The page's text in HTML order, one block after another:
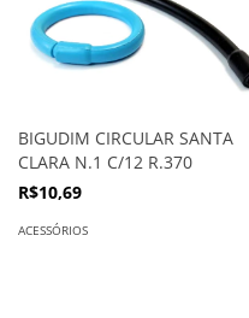
BIGUDIM CIRCULAR SANTA
CLARA N.1 C/12 R.370
R$10,69
ACESSÓRIOS